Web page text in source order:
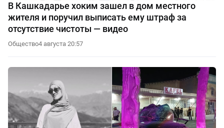
В Кашкадарье хоким зашел в дом местного
жителя и поручил выписать ему штраф за
отсутствие чистоты — видео
Общество4 августа 20:57